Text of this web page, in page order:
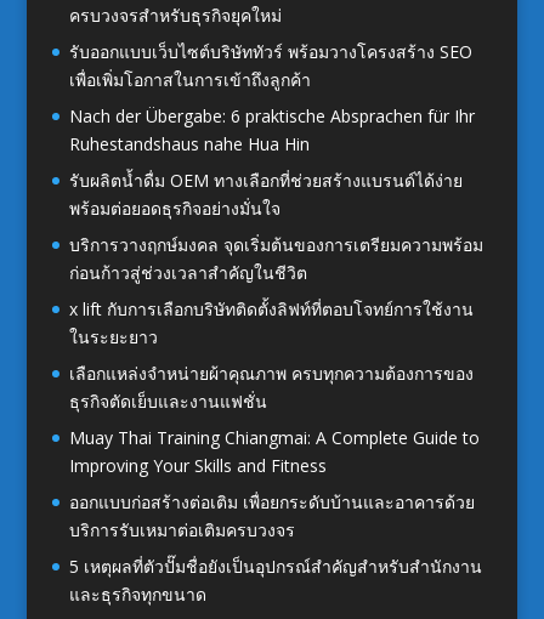
ครบวงจรสำหรับธุรกิจยุคใหม่
รับออกแบบเว็บไซต์บริษัททัวร์ พร้อมวางโครงสร้าง SEO
เพื่อเพิ่มโอกาสในการเข้าถึงลูกค้า
Nach der Übergabe: 6 praktische Absprachen für Ihr
Ruhestandshaus nahe Hua Hin
รับผลิตน้ำดื่ม OEM ทางเลือกที่ช่วยสร้างแบรนด์ได้ง่าย
พร้อมต่อยอดธุรกิจอย่างมั่นใจ
บริการวางฤกษ์มงคล จุดเริ่มต้นของการเตรียมความพร้อม
ก่อนก้าวสู่ช่วงเวลาสำคัญในชีวิต
x lift กับการเลือกบริษัทติดตั้งลิฟท์ที่ตอบโจทย์การใช้งาน
ในระยะยาว
เลือกแหล่งจำหน่ายผ้าคุณภาพ ครบทุกความต้องการของ
ธุรกิจตัดเย็บและงานแฟชั่น
Muay Thai Training Chiangmai: A Complete Guide to
Improving Your Skills and Fitness
ออกแบบก่อสร้างต่อเติม เพื่อยกระดับบ้านและอาคารด้วย
บริการรับเหมาต่อเติมครบวงจร
5 เหตุผลที่ตัวปั๊มชื่อยังเป็นอุปกรณ์สำคัญสำหรับสำนักงาน
และธุรกิจทุกขนาด